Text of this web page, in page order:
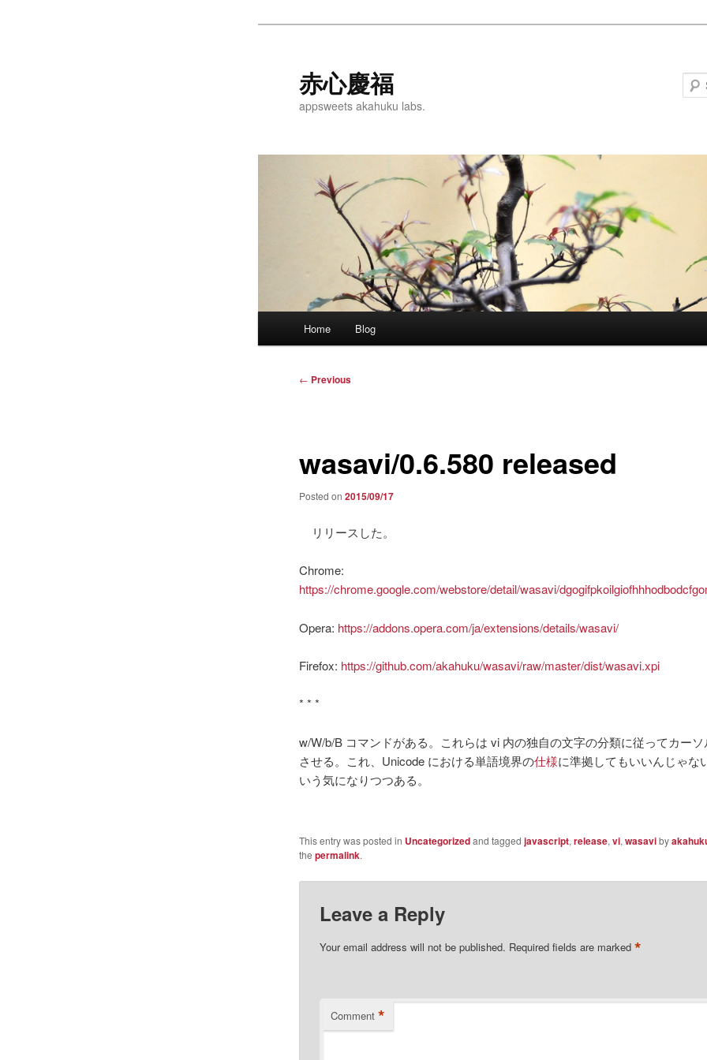
赤心慶福
appsweets akahuku labs.
Home Blog
Post
← Previous
wasavi/0.6.580 released
Posted on2015/09/17
リリースした。
Chrome:
https://chrome.google.com/webstore/detail/wasavi/
Opera: https://addons.opera.com/ja/extensions/details/wasavi/
Firefox: https://github.com/akahuku/wasavi/raw/master/dist/wasavi.xpi
* * *
w/W/b/B コマンドがある。これらは vi 内の独自の文字の分類に従ってカーソ
させる。これ、Unicode における単語境界の仕様に準拠してもいいんじゃな
いう気になりつつある。
This entry was posted in Uncategorizedand taggedjavascript,release,vi,wasaviby
thepermalink.
Leave a Reply
Your email address will not be published. Required fields are marked *
Comment *